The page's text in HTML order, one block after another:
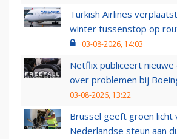
Turkish Airlines
winter tussenstop op
03-08-2026, 14:03
Netflix publiceert nieuwe
over problemen bij
03-08-2026, 13:22
Brussel geeft groen licht
Nederlandse steun aan